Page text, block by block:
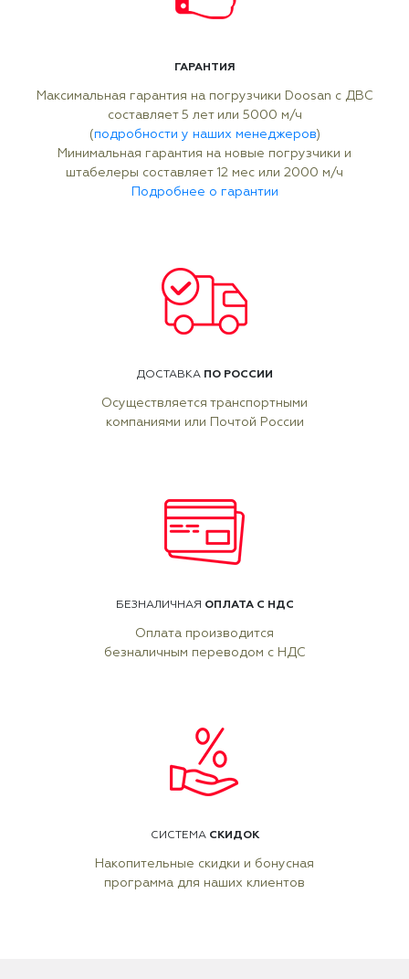
ГАРАНТИЯ
Максимальная гарантия на погрузчики Doosan с ДВС
составляет 5 лет или 5000 м/ч
(подробности у наших менеджеров)
Минимальная гарантия на новые погрузчики и
штабелеры составляет 12 мес или 2000 м/ч
Подробнее о гарантии
ДОСТАВКА ПО РОССИИ
Осуществляется транспортными
компаниями или Почтой России
БЕЗНАЛИЧНАЯ ОПЛАТА С НДС
Оплата производится
безналичным переводом с НДС
СИСТЕМА СКИДОК
Накопительные скидки и бонусная
программа для наших клиентов